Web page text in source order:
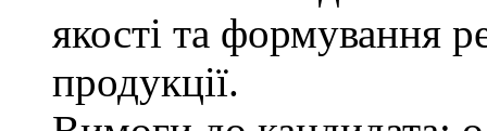
якості та формування
продукції.